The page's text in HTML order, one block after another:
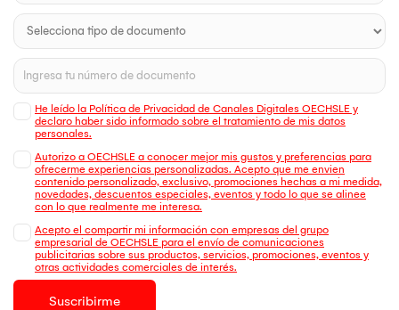
He leído la Política de Privacidad de Canales Digitales OECHSLE y
declaro haber sido informado sobre el tratamiento de mis datos
personales.
Autorizo a OECHSLE a conocer mejor mis gustos y preferencias para
ofrecerme experiencias personalizadas. Acepto que me envien
contenido personalizado, exclusivo, promociones hechas a mi medida,
novedades, descuentos especiales, eventos y todo lo que se alinee
con lo que realmente me interesa.
Acepto el compartir mi información con empresas del grupo
empresarial de OECHSLE para el envío de comunicaciones
publicitarias sobre sus productos, servicios, promociones, eventos y
otras actividades comerciales de interés.
Suscribirme